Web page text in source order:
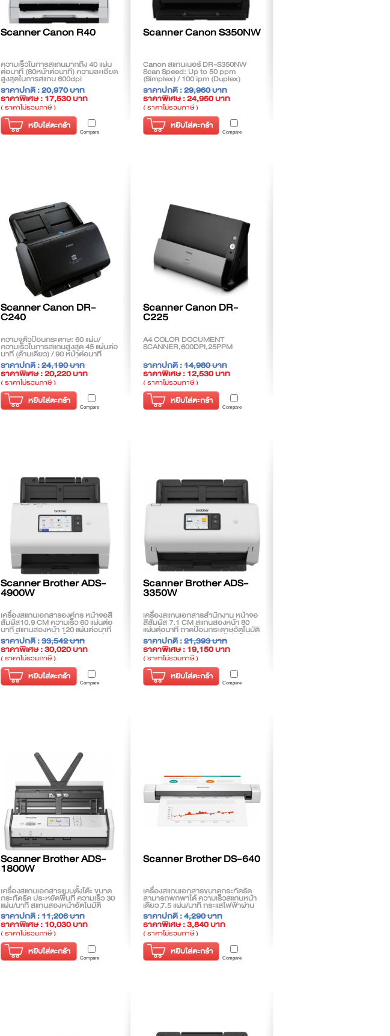
Scanner Canon R40
ความเร็วในการสแกนมากถึง 40 แผ่น
ต่อนาที (80หน้าต่อนาที) ความละเอียด
สูงสุดในการสแกน 600dpi
ราคาปกติ :20,970 บาท
ราคาพิเศษ : 17,530 บาท
( ราคาไม่รวมภาษี )
หยิบใส่ตะกร้า
Compare
Scanner Canon S350NW
Canon สแกนเนอร์ DR-S350NW
Scan Speed: Up to 50 ppm
(Simplex) / 100 ipm (Duplex)
Desktop Document Scanner
ราคาปกติ :29,960 บาท
ราคาพิเศษ : 24,950 บาท
( ราคาไม่รวมภาษี )
หยิบใส่ตะกร้า
Compare
Scanner Canon DR-
C240
ความจุตัวป้อนกระดาษ: 60 แผ่น/
ความเร็วในการสแกนสูงสุด 45 แผ่นต่อ
นาที (ด้านเดียว) / 90 หน้าต่อนาที
(สองด้าน)/ความละเอียดในการสแกน
สูงสุด 600 dpi
ราคาปกติ :24,190 บาท
ราคาพิเศษ : 20,220 บาท
( ราคาไม่รวมภาษี )
หยิบใส่ตะกร้า
Compare
Scanner Canon DR-
C225
A4 COLOR DOCUMENT
SCANNER,600DPI,25PPM
ราคาปกติ :14,980 บาท
ราคาพิเศษ : 12,530 บาท
( ราคาไม่รวมภาษี )
หยิบใส่ตะกร้า
Compare
Scanner Brother ADS-
4900W
เครื่องสแกนเอกสารองค์กร หน้าจอสี
สัมผัส10.9 CM ความเร็ว 60 แผ่นต่อ
นาที สแกนสองหน้า 120 แผ่นต่อนาที
ถาดป้อนกระดาษอัตโนมัติ 100 แผ่น
สแกนเอกสาร 2 หน้าอัตโนมัติ และ
สแกนเอกสารตรงไปยัง USB Memory
ได้
ราคาปกติ :33,542 บาท
ราคาพิเศษ : 30,020 บาท
( ราคาไม่รวมภาษี )
หยิบใส่ตะกร้า
Compare
Scanner Brother ADS-
3350W
เครื่องสแกนเอกสารสำนักงาน หน้าจอ
สีสัมผัส 7.1 CM สแกนสองหน้า 80
แผ่นต่อนาที ถาดป้อนกระดาษอัตโนมัติ
60 แผ่น สแกนเอกสาร 2 หน้าอัตโนมัติ
และสแกนเอกสารตรงไปยัง USB
ราคาปกติ :21,393 บาท
ราคาพิเศษ : 19,150 บาท
( ราคาไม่รวมภาษี )
หยิบใส่ตะกร้า
Compare
Scanner Brother ADS-
1800W
เครื่องสแกนเอกสารแบบตั้งโต๊ะ ขนาด
กระทัดรัด ประหยัดพื้นที่ ความเร็ว 30
แผ่น/นาที สแกนสองหน้าอัตโนมัติ
สามารถสแกนเอกสารโดยตรงไปยัง
USB Flash Memory และสแกน
นามบัตร หรือบัตรพลาสติกได้
ราคาปกติ :11,206 บาท
ราคาพิเศษ : 10,030 บาท
( ราคาไม่รวมภาษี )
หยิบใส่ตะกร้า
Compare
Scanner Brother DS-640
เครื่องสแกนเอกสารขนาดกระทัดรัด
สามารถพกพาได้ ความเร็วสแกนหน้า
เดียว 7.5 แผ่น/นาที กระแสไฟฟ้าผ่าน
การเชื่อมต่อ USB
ราคาปกติ :4,290 บาท
ราคาพิเศษ : 3,840 บาท
( ราคาไม่รวมภาษี )
หยิบใส่ตะกร้า
Compare